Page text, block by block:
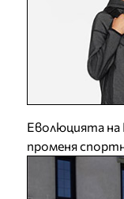
Еволюцията на
променя